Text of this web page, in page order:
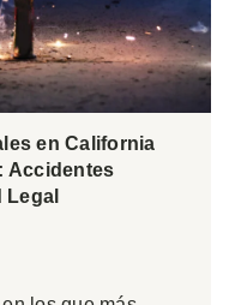
en California
Accidentes